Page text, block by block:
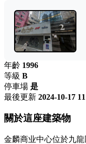
年齡 1996
等級 B
停車場 是
最後更新 2024-10-17
關於這座建築物
金麟商业中心位於九